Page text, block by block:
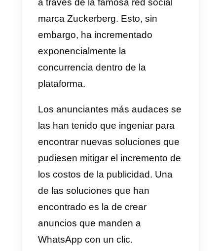
integrar el link para WhatsApp en
tu sitio web es la de
colocar el link dentro de las
páginas web, y dar la posibilidad
quiera iniciar una conversación.
Esta solución, sin embargo,
resulta muy ordinaria y
gráficamente poco atrayente. Por
esto, una válida alternativa es la
decrear un botón que
contenga el link